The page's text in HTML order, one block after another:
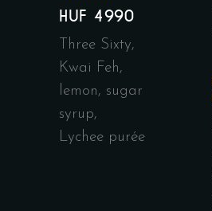
HUF 4990
Three Sixty,
Kwai Feh,
lemon, sugar
syrup,
Lychee purée